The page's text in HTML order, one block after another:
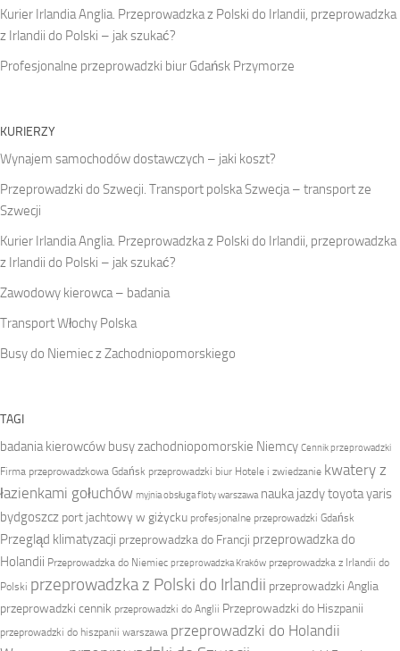
Kurier Irlandia Anglia. Przeprowadzka z Polski do Irlandii, przeprowadzka
z Irlandii do Polski – jak szukać?
Profesjonalne przeprowadzki biur Gdańsk Przymorze
KURIERZY
Wynajem samochodów dostawczych – jaki koszt?
Przeprowadzki do Szwecji. Transport polska Szwecja – transport ze
Szwecji
Kurier Irlandia Anglia. Przeprowadzka z Polski do Irlandii, przeprowadzka
z Irlandii do Polski – jak szukać?
Zawodowy kierowca – badania
Transport Włochy Polska
Busy do Niemiec z Zachodniopomorskiego
TAGI
badania kierowców busy zachodniopomorskie Niemcy Cennik przeprowadzki
Firma przeprowadzkowa Gdańsk przeprowadzki biur Hotele i zwiedzanie kwatery z
łazienkami gołuchów myjnia obsługa floty warszawa nauka jazdy toyota yaris
bydgoszcz port jachtowy w giżycku profesjonalne przeprowadzki Gdańsk
Przegląd klimatyzacji przeprowadzka do Francji przeprowadzka do
Holandii Przeprowadzka do Niemiec przeprowadzka Kraków przeprowadzka z Irlandii do
Polski przeprowadzka z Polski do Irlandii przeprowadzki Anglia
przeprowadzki cennik przeprowadzki do Anglii Przeprowadzki do Hiszpanii
przeprowadzki do hiszpanii warszawa przeprowadzki do Holandii